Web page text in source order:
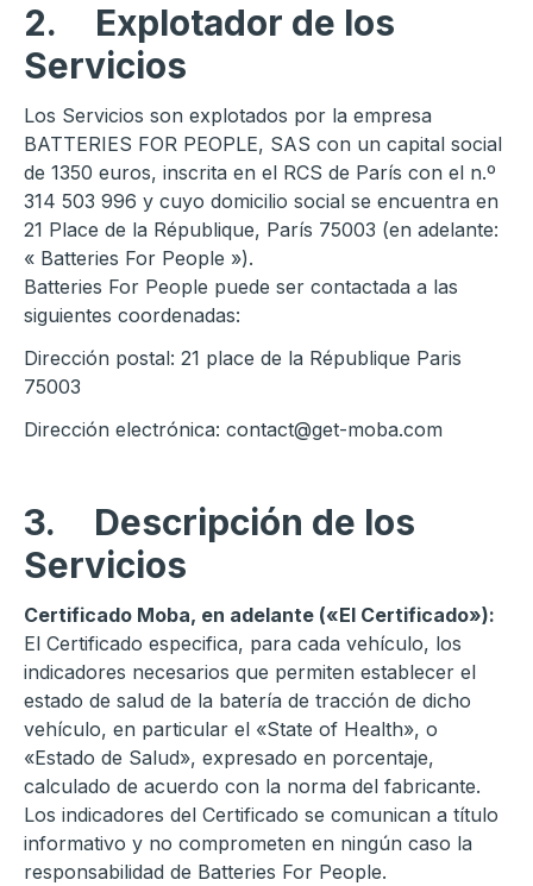
2.
Explotador de los
Servicios
Los Servicios son explotados por la empresa
BATTERIES FOR PEOPLE, SAS con un capital social
de 1350 euros, inscrita en el RCS de París con el n.º
314 503 996 y cuyo domicilio social se encuentra en
21 Place de la République, París 75003 (en adelante:
« Batteries For People »).
Batteries For People puede ser contactada a las
siguientes coordenadas:
Dirección postal: 21 place de la République Paris
75003
Dirección electrónica: contact@get-moba.com
3.
Descripción de los
Servicios
Certificado Moba, en adelante («El Certificado»):
El Certificado especifica, para cada vehículo, los
indicadores necesarios que permiten establecer el
estado de salud de la batería de tracción de dicho
vehículo, en particular el «State of Health», o
«Estado de Salud», expresado en porcentaje,
calculado de acuerdo con la norma del fabricante.
Los indicadores del Certificado se comunican a título
informativo y no comprometen en ningún caso la
responsabilidad de Batteries For People.